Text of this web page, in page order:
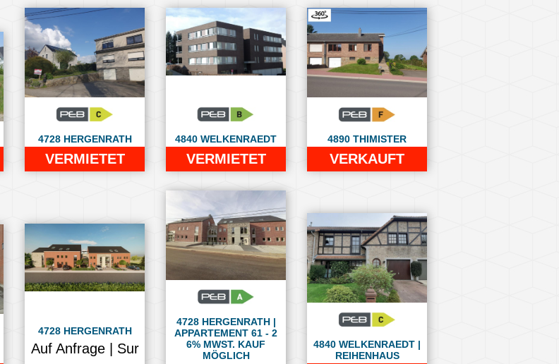
4728 HERGENRATH
VERMIETET
4840 WELKENRAEDT
VERMIETET
4890 THIMISTER
VERKAUFT
4728 HERGENRATH
Auf Anfrage | Sur
4728 HERGENRATH |
APPARTEMENT 61 - 2
6% MWST. KAUF
MÖGLICH
4840 WELKENRAEDT |
REIHENHAUS